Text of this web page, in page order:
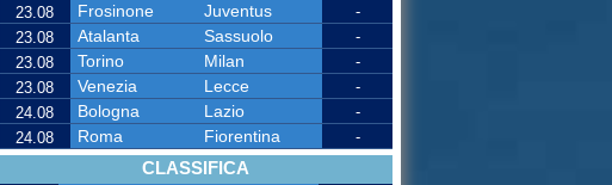
23.08
Frosinone Juventus
-
23.08
Atalanta Sassuolo
-
23.08
Torino Milan
-
23.08
Venezia Lecce
-
24.08
Bologna Lazio
-
24.08
Roma Fiorentina -
CLASSIFICA